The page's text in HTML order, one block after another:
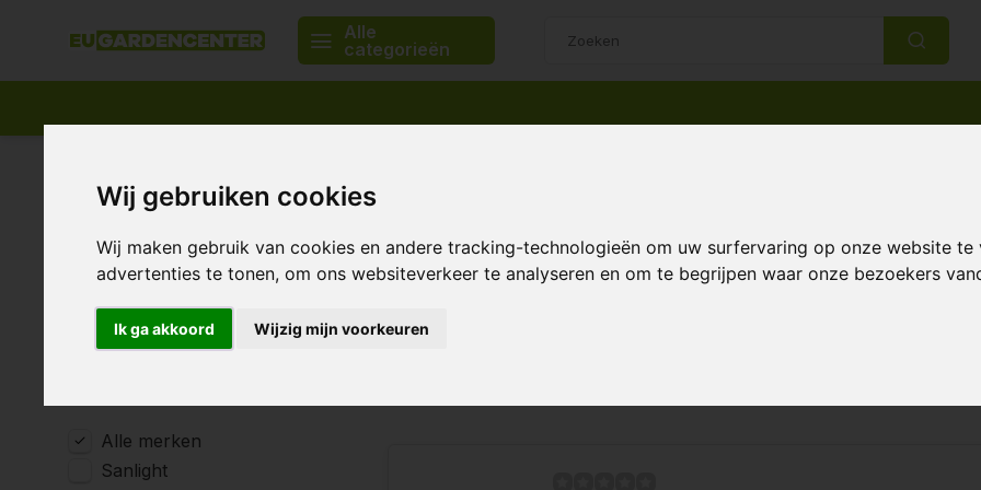
Wij gebruiken cookies
Wij maken gebruik van cookies en andere tracking-technologieën om uw surfervaring op onze website
advertenties te tonen, om ons websiteverkeer te analyseren en om te begrijpen waar onze bezoekers
Ik ga akkoord Wijzig mijn voorkeuren
Alle
categorieën
Merken
Wattage
100 - 199 Watt
200 - 299 Watt
Alle merken
Sanlight
Sanlight